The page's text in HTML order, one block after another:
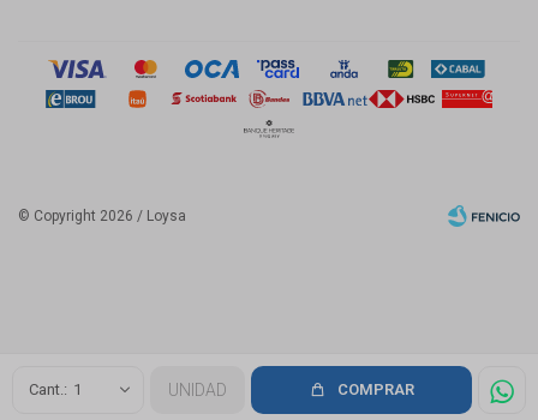
1 UNIDAD COMPRAR
© Copyright 2026 / Loysa
Fenicio